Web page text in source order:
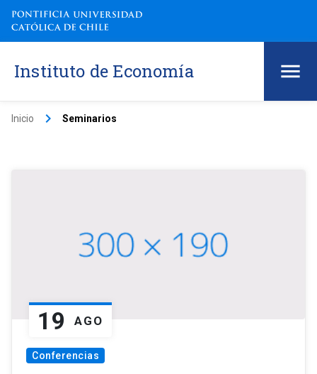
Instituto de Economía
Inicio keyboard_arrow_right Seminarios
19 AGO
Conferencias